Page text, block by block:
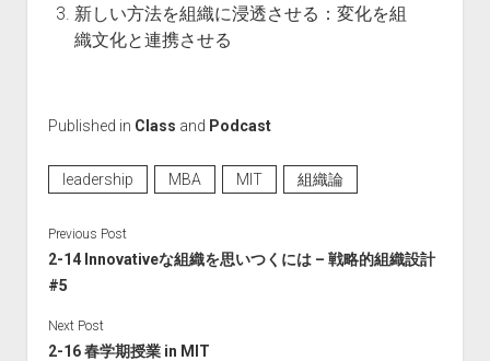
新しい方法を組織に浸透させる：変化を組
織文化と連携させる
Published in Class and Podcast
leadership MBA MIT 組織論
Previous Post
2-14 Innovativeな組織を思いつくには – 戦略的組織設計
#5
Next Post
2-16 春学期授業 in MIT